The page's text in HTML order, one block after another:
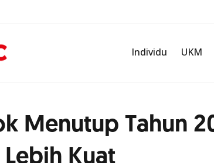
Individu UKM
Menutup Tahun
Kuat